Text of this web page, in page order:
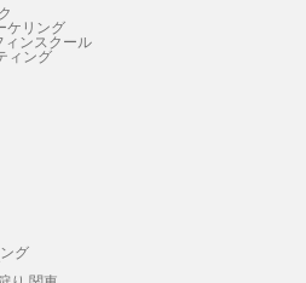
ケリング
ィンスクール
ィング
グ